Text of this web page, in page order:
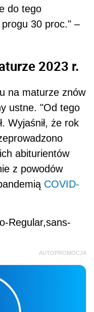
do tego
30 proc." –
2023 r.
na maturze znów
ustne. "Od tego
Wyjaśnił, że rok
abiturientów
z powodów
COVID-
Regular,sans-
AUTOPROMOCJA